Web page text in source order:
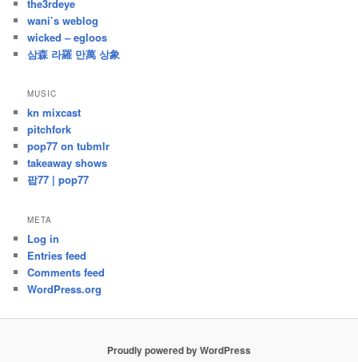
the3rdeye
wani’s weblog
wicked – egloos
삼森 라羅 만萬 상象
MUSIC
kn mixcast
pitchfork
pop77 on tubmlr
takeaway shows
팝77 | pop77
META
Log in
Entries feed
Comments feed
WordPress.org
Proudly powered by WordPress